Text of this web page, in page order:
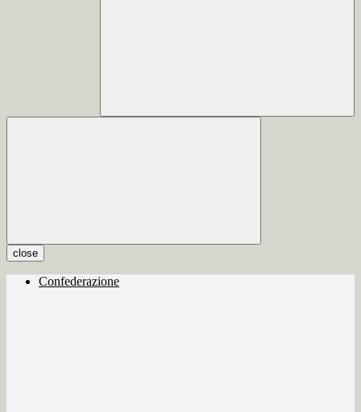
close
Confederazione